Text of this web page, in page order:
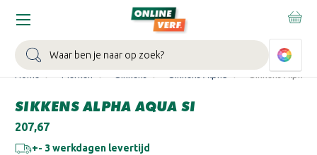
Zoeken
WIN EEN BALLONVAART:Bij besteding vanaf €100,- aan Sikkens
muurverf en/of lak.
Bekijk actie >
Home Merken Sikkens Sikkens Alpha Sikkens Alpha
SIKKENS ALPHA AQUA SI
€207,67
+- 3 werkdagen levertijd